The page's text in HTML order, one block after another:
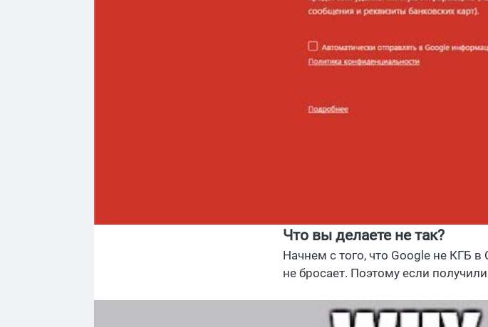
Что вы делаете не так?
Начнем с того, что Google не КГБ
не бросает. Поэтому если